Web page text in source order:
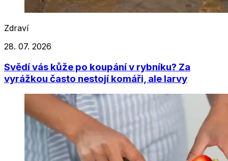
Zdraví
28. 07. 2026
Svědí vás kůže po koupání v rybníku? Za
vyrážkou často nestojí komáři, ale larvy